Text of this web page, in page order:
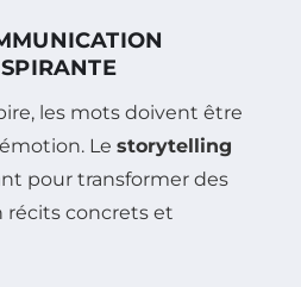
les mots doivent être
Le storytelling
pour transformer des
récits concrets et